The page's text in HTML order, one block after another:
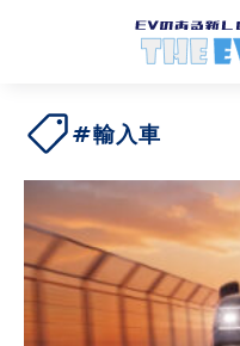
#輸入車